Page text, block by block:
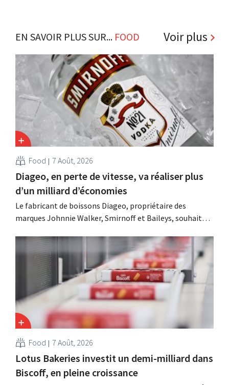
EN SAVOIR PLUS SUR... FOOD Voir plus
Food 7 Août, 2026
Diageo, en perte de vitesse, va réaliser plus
d’un milliard d’économies
Le fabricant de boissons Diageo, propriétaire des
marques Johnnie Walker, Smirnoff et Baileys, souhaite,
considérablement ses coûts tout en investissant dans la
croissance, notamment pour Guinness et les cocktails
prêts à boire.
Food 7 Août, 2026
Lotus Bakeries investit un demi-milliard dans
Biscoff, en pleine croissance